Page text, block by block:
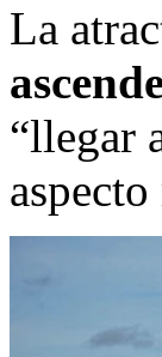
La
“llegar